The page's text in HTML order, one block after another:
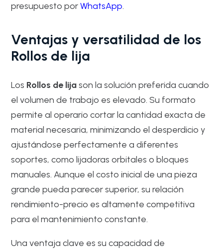
presupuesto porWhatsApp.
Ventajas y versatilidad de los
Rollos de lija
Los Rollos de lijason la solución preferida cuando
el volumen de trabajo es elevado. Su formato
permite al operario cortar la cantidad exacta de
material necesaria, minimizando el desperdicio y
ajustándose perfectamente a diferentes
soportes, como lijadoras orbitales o bloques
manuales. Aunque el costo inicial de una pieza
grande pueda parecer superior, su relación
rendimiento-precio es altamente competitiva
para el mantenimiento constante.
Una ventaja clave es su capacidad de